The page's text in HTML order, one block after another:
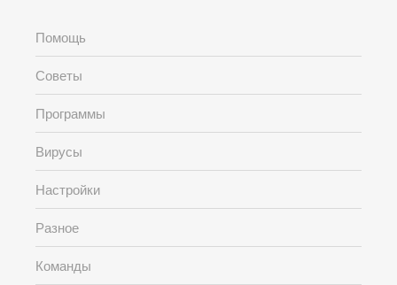
Помощь
Советы
Программы
Вирусы
Настройки
Разное
Команды